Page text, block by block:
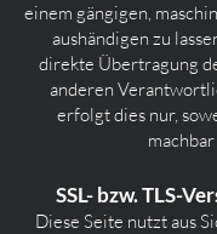
einem gängigen,
aushändigen zu
direkte Übertragung
anderen
erfolgt dies nur,
SSL- bzw. TLS-
Diese Seite nutzt aus